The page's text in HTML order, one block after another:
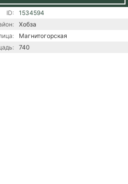
ID:
1534594
Хобза
Магнитогорская
740